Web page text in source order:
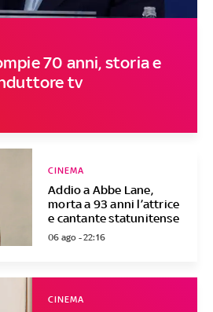
70 anni, storia e
tv
Addio a Abbe Lane,
morta a 93 anni l’attrice
e cantante statunitense
CINEMA
06 ago - 22:16
CINEMA